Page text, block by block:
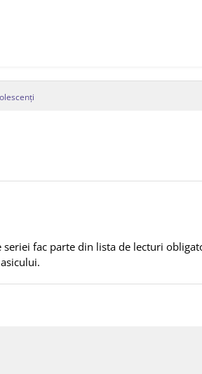
fac parte din lista de lecturi